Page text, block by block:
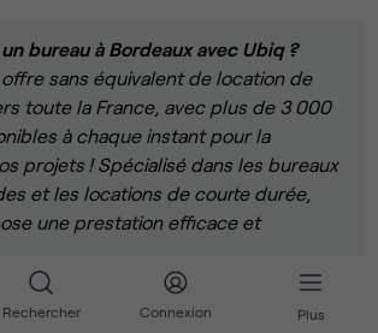
Rechercher Connexion Plus
bureau à Bordeaux avec Ubiq ?
offre sans équivalent de location de
toute la France, avec plus de 3 000
à chaque instant pour la
projets ! Spécialisé dans les bureaux
et les locations de courte durée,
une prestation efficace et
variété de bureaux en location à